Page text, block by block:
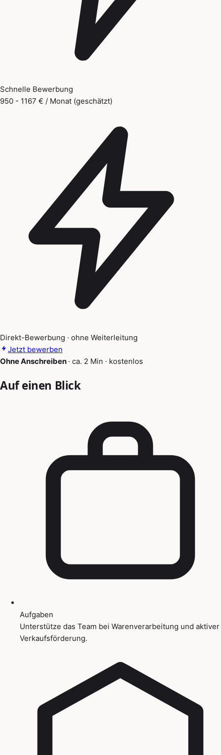
Schnelle Bewerbung
950 - 1167 € / Monat (geschätzt)
Direkt-Bewerbung · ohne Weiterleitung
Jetzt bewerben
Ohne Anschreiben · ca. 2 Min · kostenlos
Auf einen Blick
Aufgaben
Unterstütze das Team bei Warenverarbeitung und aktiver
Verkaufsförderung.